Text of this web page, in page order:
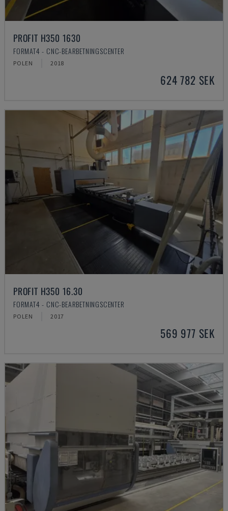
PROFIT H350 1630
FORMAT4 - CNC-BEARBETNINGSCENTER
POLEN 2018
624 782 SEK
PROFIT H350 16.30
FORMAT4 - CNC-BEARBETNINGSCENTER
POLEN 2017
569 977 SEK